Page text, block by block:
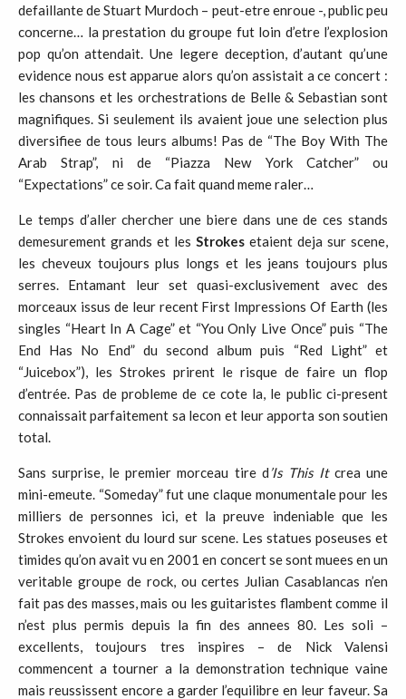
defaillante de Stuart Murdoch – peut-etre enroue -, public peu
concerne… la prestation du groupe fut loin d’etre l’explosion
pop qu’on attendait. Une legere deception, d’autant qu’une
evidence nous est apparue alors qu’on assistait a ce concert :
les chansons et les orchestrations de Belle & Sebastian sont
magnifiques. Si seulement ils avaient joue une selection plus
diversifiee de tous leurs albums! Pas de “The Boy With The
Arab Strap”, ni de “Piazza New York Catcher” ou
“Expectations” ce soir. Ca fait quand meme raler…
Le temps d’aller chercher une biere dans une de ces stands
demesurement grands et les Strokes etaient deja sur scene,
les cheveux toujours plus longs et les jeans toujours plus
serres. Entamant leur set quasi-exclusivement avec des
morceaux issus de leur recent First Impressions Of Earth (les
singles “Heart In A Cage” et “You Only Live Once” puis “The
End Has No End” du second album puis “Red Light” et
“Juicebox”), les Strokes prirent le risque de faire un flop
d’entrée. Pas de probleme de ce cote la, le public ci-present
connaissait parfaitement sa lecon et leur apporta son soutien
total.
Sans surprise, le premier morceau tire d’Is This Itcrea une
mini-emeute. “Someday” fut une claque monumentale pour les
milliers de personnes ici, et la preuve indeniable que les
Strokes envoient du lourd sur scene. Les statues poseuses et
timides qu’on avait vu en 2001 en concert se sont muees en un
veritable groupe de rock, ou certes Julian Casablancas n’en
fait pas des masses, mais ou les guitaristes flambent comme il
n’est plus permis depuis la fin des annees 80. Les soli –
excellents, toujours tres inspires – de Nick Valensi
commencent a tourner a la demonstration technique vaine
mais reussissent encore a garder l’equilibre en leur faveur. Sa